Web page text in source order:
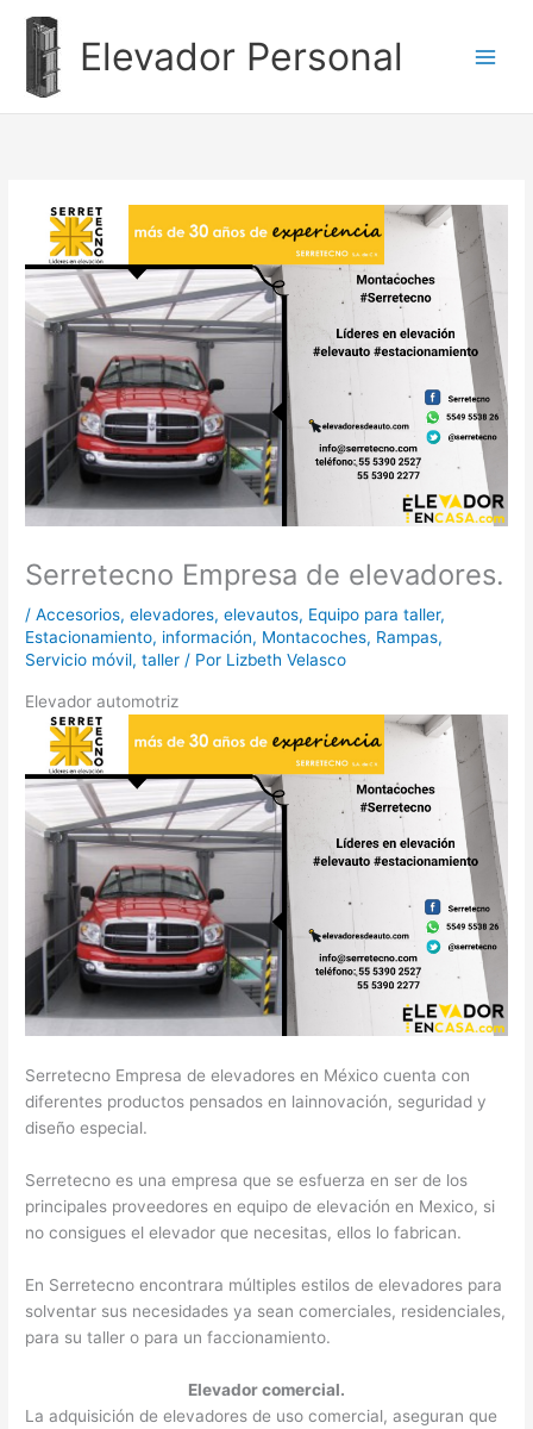
contenido
Elevador Personal
Serretecno Empresa de elevadores.
/Accesorios,elevadores,elevautos, Equipo para taller,
Estacionamiento, información, Montacoches, Rampas,
Servicio móvil,taller / Por Lizbeth Velasco
Elevador automotriz
Serretecno Empresa de elevadores en México cuenta con
diferentes productos pensados en lainnovación, seguridad y
diseño especial.
Serretecno es una empresa que se esfuerza en ser de los
principales proveedores en equipo de elevación en Mexico, si
no consigues el elevador que necesitas, ellos lo fabrican.
En Serretecno encontrara múltiples estilos de elevadores para
solventar sus necesidades ya sean comerciales, residenciales,
para su taller o para un faccionamiento.
Elevador comercial.
La adquisición de elevadores de uso comercial, aseguran que